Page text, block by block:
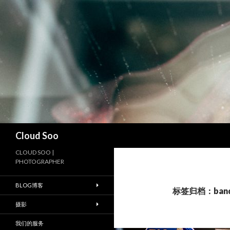
Cloud Soo
标签归档：
CLOUD SOO |
PHOTOGRAPHER
BLOG博客
摄影
我们的服务